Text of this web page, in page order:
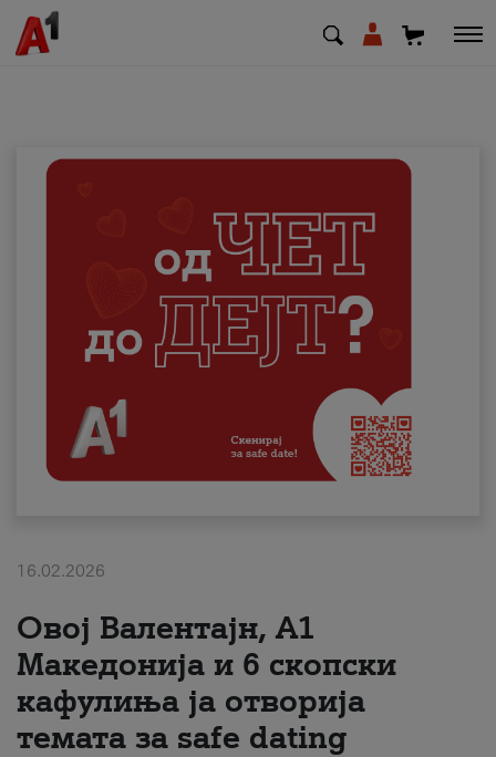
Деловни
Поддршка
Надополни кредит
Плати сметка
#ПодобарОнлајн
16.02.2026
Овој Валентајн, A1
Македонија и 6 скопски
кафулиња ја отворија
темата за safe dating